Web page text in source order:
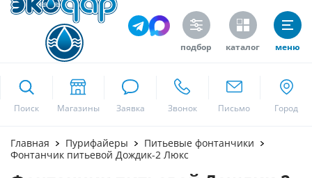
подбор каталог меню
Поиск
Москва
Главная Пурифайеры
Питьевые фонтанчики
Фонтанчик питьевой Дождик-2 Люкс